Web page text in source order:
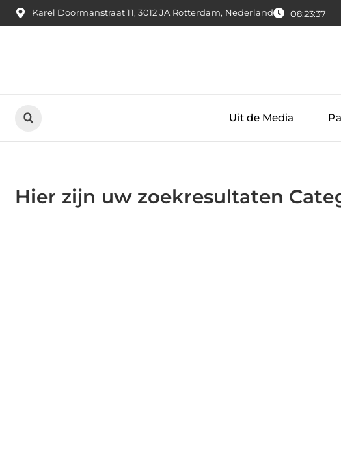
Karel Doormanstraat 11, 3012 JA Rotterdam, Nederland 08:23:37
Uit de Media
Hier zijn uw zoekresultaten